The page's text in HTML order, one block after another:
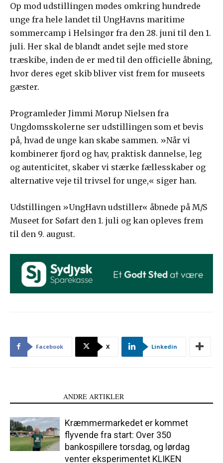
Op mod udstillingen mødes omkring hundrede
unge fra hele landet til UngHavns maritime
sommercamp i Helsingør fra den 28. juni til den 1.
juli. Her skal de blandt andet sejle med store
træskibe, inden de er med til den officielle åbning,
hvor deres eget skib bliver vist frem for museets
gæster.
Programleder Jimmi Mørup Nielsen fra
Ungdomsskolerne ser udstillingen som et bevis
på, hvad de unge kan skabe sammen. »Når vi
kombinerer fjord og hav, praktisk dannelse, leg
og autenticitet, skaber vi stærke fællesskaber og
alternative veje til trivsel for unge,« siger han.
Udstillingen »UngHavn udstiller« åbnede på M/S
Museet for Søfart den 1. juli og kan opleves frem
til den 9. august.
Facebook X Linkedin
ANDRE ARTIKLER
Kræmmermarkedet er kommet
flyvende fra start: Over 350
bankospillere torsdag, og lørdag
venter eksperimentet KLIKEN